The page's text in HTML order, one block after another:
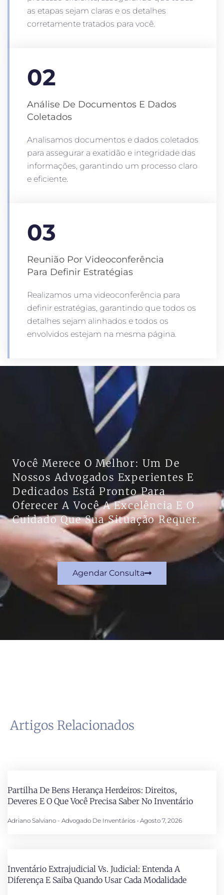
as etapas sejam claras e os detalhes
corretamente tratados para você.
02
Análise De Documentos E Dados
Coletados
Analisamos documentos e dados coletados
para assegurar a exatidão e integridade das
informações, garantindo um processo claro
e eficiente.
03
Reunião Por Videoconferência
Para Definir Estratégias
Realizamos uma videoconferência para
definir estratégias, garantindo que todos os
detalhes sejam alinhados e todos os
envolvidos estejam na mesma página.
Você Merece O Melhor: Um De
Nossos Advogados Experientes E
Dedicados Está Pronto Para
Oferecer A Você A Excelência E O
Cuidado Que Sua Situação Requer.
Agendar Consulta
Artigos Relacionados
Partilha De Bens Herança Herdeiros: Direitos,
Deveres E O Que Você Precisa Saber No Inventário
Adriano Salviano - Advogado De Inventários Agosto 7, 2026
Inventário Extrajudicial Vs. Judicial: Entenda A
Diferença E Saiba Quando Usar Cada Modalidade